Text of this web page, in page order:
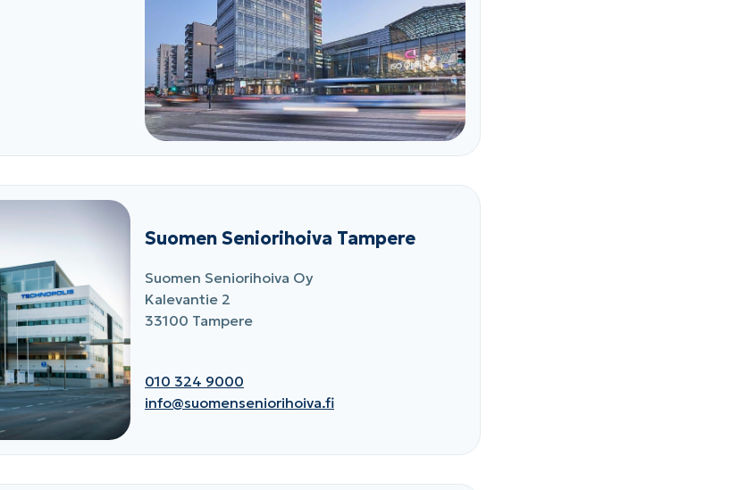
Suomen Seniorihoiva Tampere
Suomen Seniorihoiva Oy
Kalevantie 2
33100 Tampere
010 324 9000
info@suomenseniorihoiva.fi